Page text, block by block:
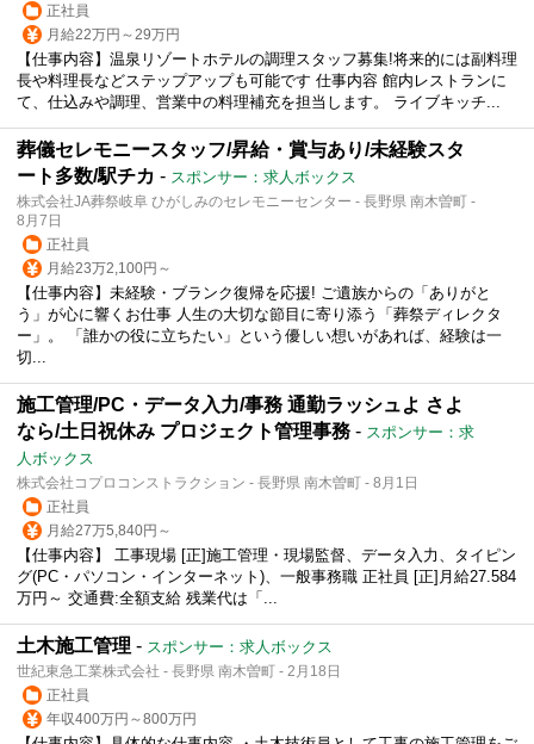
正社員
月給22万円～29万円
【仕事内容】温泉リゾートホテルの調理スタッフ募集!将来的には副料理
長や料理長などステップアップも可能です 仕事内容 館内レストランに
て、仕込みや調理、営業中の料理補充を担当します。 ライブキッチ...
葬儀セレモニースタッフ/昇給・賞与あり/未経験スタ
ート多数/駅チカ - スポンサー：求人ボックス
株式会社JA葬祭岐阜 ひがしみのセレモニーセンター - 長野県 南木曽町 -
8月7日
正社員
月給23万2,100円～
【仕事内容】未経験・ブランク復帰を応援! ご遺族からの「ありがと
う」が心に響くお仕事 人生の大切な節目に寄り添う「葬祭ディレクタ
ー」。 「誰かの役に立ちたい」という優しい想いがあれば、経験は一
切...
施工管理/PC・データ入力/事務 通勤ラッシュよ さよ
なら/土日祝休み プロジェクト管理事務 - スポンサー：求
人ボックス
株式会社コプロコンストラクション - 長野県 南木曽町 - 8月1日
正社員
月給27万5,840円～
【仕事内容】 工事現場 [正]施工管理・現場監督、データ入力、タイピン
グ(PC・パソコン・インターネット)、一般事務職 正社員 [正]月給27.584
万円～ 交通費:全額支給 残業代は「...
土木施工管理 - スポンサー：求人ボックス
世紀東急工業株式会社 - 長野県 南木曽町 - 2月18日
正社員
年収400万円～800万円